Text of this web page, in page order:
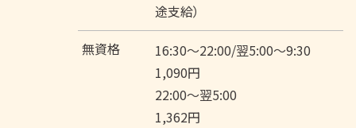
途支給）
無資格
16:30～22:00/翌5:00～9:30
1,090円
22:00～翌5:00
1,362円